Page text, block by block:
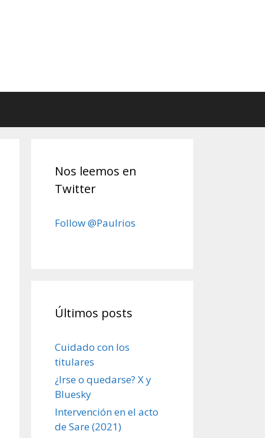
Nos leemos en
Twitter
Follow @Paulrios
Últimos posts
Cuidado con los
titulares
¿Irse o quedarse? X y
Bluesky
Intervención en el acto
de Sare (2021)